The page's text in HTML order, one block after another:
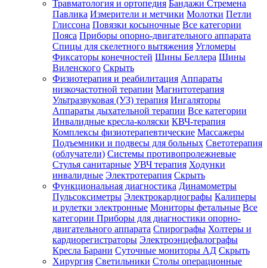
Травматология и ортопедия Бандажи Стремена
Павлика Измерители и метчики Молотки Петли
Глиссона Повязки косыночные Все категории
Пояса Приборы опорно-двигательного аппарата
Спицы для скелетного вытяжения Угломеры
Фиксаторы конечностей Шины Беллера Шины
Виленского Скрыть
Физиотерапия и реабилитация Аппараты
низкочастотной терапии Магнитотерапия
Ультразвуковая (УЗ) терапия Ингаляторы
Аппараты дыхательной терапии Все категории
Инвалидные кресла-коляски КВЧ-терапия
Комплексы физиотерапевтические Массажеры
Подъемники и подвесы для больных Светотерапия
(облучатели) Системы противопролежневые
Стулья санитарные УВЧ терапия Ходунки
инвалидные Электротерапия Скрыть
Функциональная диагностика Динамометры
Пульсоксиметры Электрокардиографы Калиперы
и рулетки электронные Мониторы фетальные Все
категории Приборы для диагностики опорно-
двигательного аппарата Спирографы Холтеры и
кардиорегистраторы Электроэнцефалографы
Кресла Барани Суточные мониторы АД Скрыть
Хирургия Светильники Столы операционные